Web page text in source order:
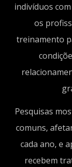
indivíduos
os
treinamento
Pesquisas
comuns,
cada ano, e
recebem